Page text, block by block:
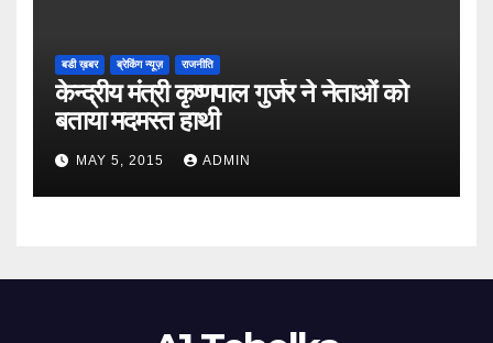
बडी ख़बर ब्रेकिंग न्यूज़ राजनीति
केन्द्रीय मंत्री कृष्णपाल गुर्जर ने नेताओं को
बताया मदमस्त हाथी
MAY 5, 2015 ADMIN